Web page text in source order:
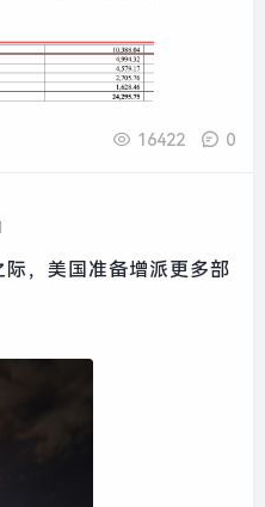
16422 0
，美国准备增派更多部